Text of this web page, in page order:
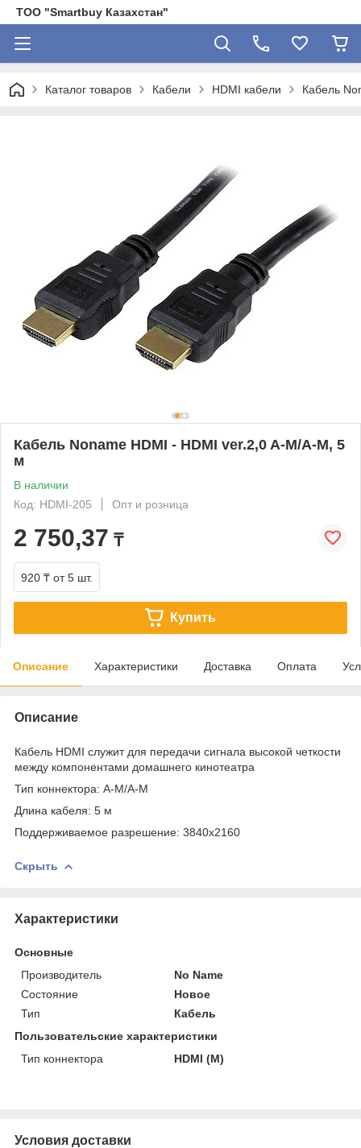
ТОО "Smartbuy Казахстан"
Каталог товаров Кабели HDMI кабели Кабель
Кабель Noname HDMI - HDMI ver.2,0 A-M/A-M, 5
м
В наличии
Код: HDMI-205
Опт и розница
2 750,37 ₸
920 ₸ от 5 шт.
Купить
Описание Характеристики Доставка Оплата
Описание
Кабель HDMI служит для передачи сигнала высокой четкости
между компонентами домашнего кинотеатра
Тип коннектора: A-M/A-M
Длина кабеля: 5 м
Поддерживаемое разрешение: 3840х2160
Скрыть
Характеристики
Основные
Производитель
No Name
Состояние
Новое
Тип
Кабель
Пользовательские характеристики
Тип коннектора
HDMI (M)
Условия доставки